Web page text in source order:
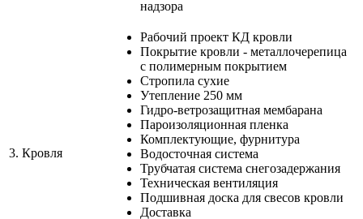
надзора
3. Кровля
Рабочий проект КД кровли
Покрытие кровли - металлочерепица
с полимерным покрытием
Стропила сухие
Утепление 250 мм
Гидро-ветрозащитная мембарана
Пароизоляционная пленка
Комплектующие, фурнитура
Водосточная система
Трубчатая система снегозадержания
Техническая вентиляция
Подшивная доска для свесов кровли
Доставка